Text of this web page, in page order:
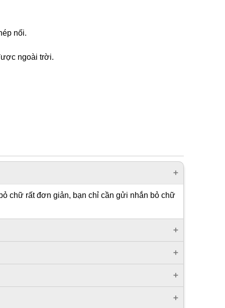
nối.
ngoài trời.
chữ rất đơn giản, bạn chỉ cần gửi nhắn bỏ chữ